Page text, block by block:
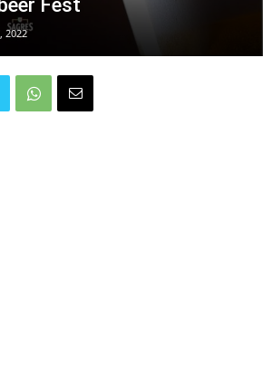
Fest
2022